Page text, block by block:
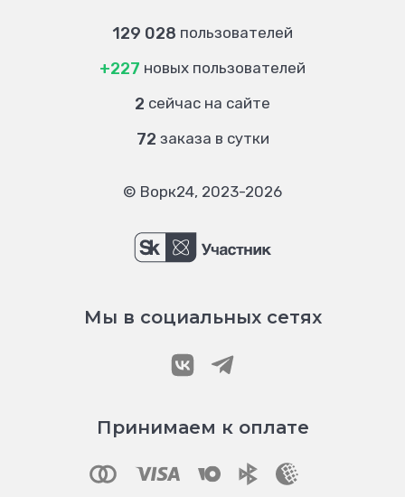
129 028 пользователей
+227 новых пользователей
2 сейчас на сайте
72 заказа в сутки
© Ворк24, 2023-2026
Мы в социальных сетях
Принимаем к оплате